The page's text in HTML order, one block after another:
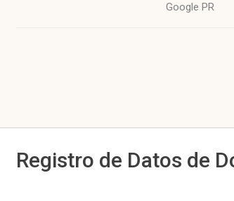
Google PR
Registro de Datos de